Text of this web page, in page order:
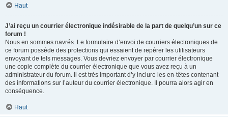
Haut
J’ai reçu un courrier électronique indésirable de la part de quelqu’un sur ce
forum !
Nous en sommes navrés. Le formulaire d’envoi de courriers électroniques de
ce forum possède des protections qui essaient de repérer les utilisateurs
envoyant de tels messages. Vous devriez envoyer par courrier électronique
une copie complète du courrier électronique que vous avez reçu à un
administrateur du forum. Il est très important d’y inclure les en-têtes contenant
des informations sur l’auteur du courrier électronique. Il pourra alors agir en
conséquence.
Haut